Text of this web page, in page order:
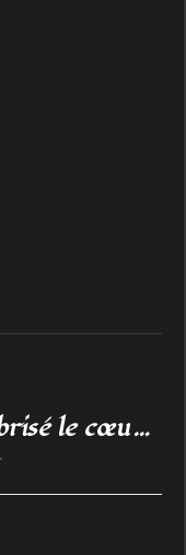
La scène qui a brisé le cœur du public lors de la levée du corps d’Halima Gadji